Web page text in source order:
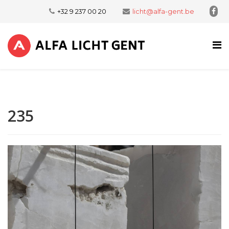
+32 9 237 00 20 licht@alfa-gent.be
235